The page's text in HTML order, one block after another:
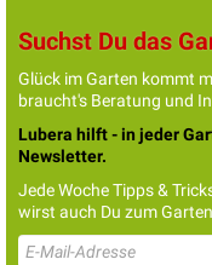
Suchst Du das
Glück im Garten kommt
braucht's Beratung und
Lubera hilft - in jeder
Newsletter.
Jede Woche Tipps &
wirst auch Du zum